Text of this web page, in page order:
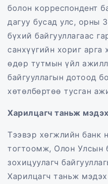
болон корреспондент
дагуу бусад улс, орны
бүхий байгууллагаас
санхүүгийн хориг
өдөр тутмын үйл
байгууллагын дотоод
хөтөлбөртөө тусган
Харилцагч таньж
Тээвэр хөгжлийн банк
тогтоомж, Олон Улсын
зохицуулагч
Харилцагч таньж